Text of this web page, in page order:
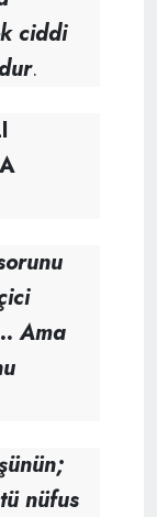
ciddi
.
Ama
nüfus